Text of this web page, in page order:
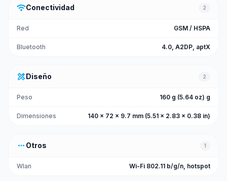
wifiConectividad 2
Red GSM / HSPA
Bluetooth 4.0, A2DP, aptX
design_servicesDiseño 2
Peso 160 g (5.64 oz) g
Dimensiones 140 x 72 x 9.7 mm (5.51 x 2.83 x 0.38 in)
more_horiz Otros 1
Wlan Wi-Fi 802.11 b/g/n, hotspot